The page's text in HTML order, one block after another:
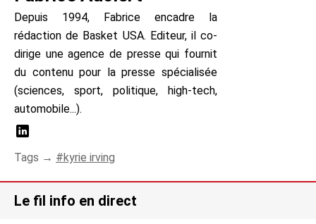
Depuis 1994, Fabrice encadre la
rédaction de Basket USA. Editeur, il co-
dirige une agence de presse qui fournit
du contenu pour la presse spécialisée
(sciences, sport, politique, high-tech,
automobile...).
Tags → kyrie irving
Le fil info en direct